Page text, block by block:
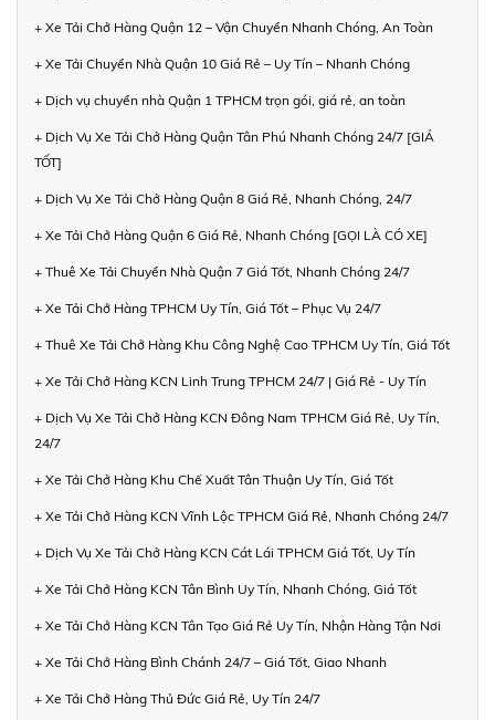
+ Xe Tải Chở Hàng Quận 12 – Vận Chuyển Nhanh Chóng, An Toàn
+ Xe Tải Chuyển Nhà Quận 10 Giá Rẻ – Uy Tín – Nhanh Chóng
+ Dịch vụ chuyển nhà Quận 1 TPHCM trọn gói, giá rẻ, an toàn
+ Dịch Vụ Xe Tải Chở Hàng Quận Tân Phú Nhanh Chóng 24/7 [GIÁ
TỐT]
+ Dịch Vụ Xe Tải Chở Hàng Quận 8 Giá Rẻ, Nhanh Chóng, 24/7
+ Xe Tải Chở Hàng Quận 6 Giá Rẻ, Nhanh Chóng [GỌI LÀ CÓ XE]
+ Thuê Xe Tải Chuyển Nhà Quận 7 Giá Tốt, Nhanh Chóng 24/7
+ Xe Tải Chở Hàng TPHCM Uy Tín, Giá Tốt – Phục Vụ 24/7
+ Thuê Xe Tải Chở Hàng Khu Công Nghệ Cao TPHCM Uy Tín, Giá Tốt
+ Xe Tải Chở Hàng KCN Linh Trung TPHCM 24/7 | Giá Rẻ - Uy Tín
+ Dịch Vụ Xe Tải Chở Hàng KCN Đông Nam TPHCM Giá Rẻ, Uy Tín,
24/7
+ Xe Tải Chở Hàng Khu Chế Xuất Tân Thuận Uy Tín, Giá Tốt
+ Xe Tải Chở Hàng KCN Vĩnh Lộc TPHCM Giá Rẻ, Nhanh Chóng 24/7
+ Dịch Vụ Xe Tải Chở Hàng KCN Cát Lái TPHCM Giá Tốt, Uy Tín
+ Xe Tải Chở Hàng KCN Tân Bình Uy Tín, Nhanh Chóng, Giá Tốt
+ Xe Tải Chở Hàng KCN Tân Tạo Giá Rẻ Uy Tín, Nhận Hàng Tận Nơi
+ Xe Tải Chở Hàng Bình Chánh 24/7 – Giá Tốt, Giao Nhanh
+ Xe Tải Chở Hàng Thủ Đức Giá Rẻ, Uy Tín 24/7